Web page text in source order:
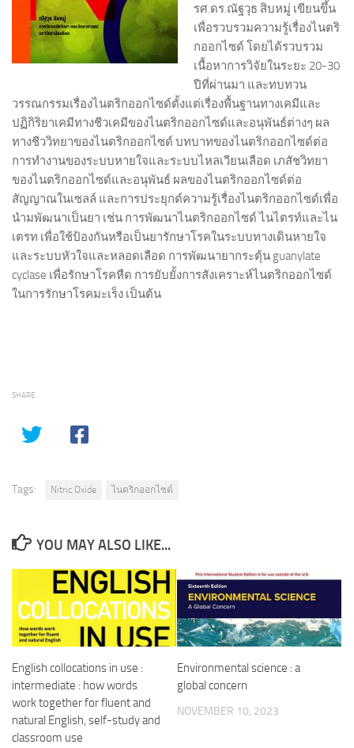
รศ.ดร.ณัฐวุธ สิบหมู่ เขียนขึ้น
เพื่อรวบรวมความรู้เรื่องไนตริ
กออกไซด์ โดยได้รวบรวม
เนื้อหาการวิจัยในระยะ 20-30
ปีที่ผ่านมา และทบทวน
วรรณกรรมเรื่องไนตริกออกไซด์ตั้งแต่เรื่องพื้นฐานทางเคมีและ
ปฏิกิริยาเคมีทางชีวเคมีของไนตริกออกไซด์และอนุพันธ์ต่างๆ ผล
ทางชีววิทยาของไนตริกออกไซด์ บทบาทของไนตริกออกไซด์ต่อ
การทำงานของระบบหายใจและระบบไหลเวียนเลือด เภสัชวิทยา
ของไนตริกออกไซด์และอนุพันธ์ ผลของไนตริกออกไซด์ต่อ
สัญญาณในเซลล์ และการประยุกต์ความรู้เรื่องไนตริกออกไซด์เพื่อ
นำมพัฒนาเป็นยา เช่น การพัฒนาไนตริกออกไซด์ ไนไตรท์และไน
เตรท เพื่อใช้ป้องกันหรือเป็นยารักษาโรคในระบบทางเดินหายใจ
และระบบหัวใจและหลอดเลือด การพัฒนายากระตุ้น guanylate
cyclase เพื่อรักษาโรคหืด การยับยั้งการสังเคราะห์ไนตริกออกไซด์
ในการรักษาโรคมะเร็ง เป็นต้น
SHARE
Tags: Nitric Oxide ไนตริกออกไซด์
YOU MAY ALSO LIKE...
English collocations in use :
intermediate : how words
work together for fluent and
natural English, self-study and
classroom use
Environmental science : a
global concern
NOVEMBER 10, 2023